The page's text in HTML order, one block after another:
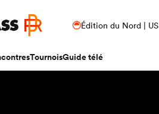
Édition du Nord | US
TournoisGuide télé